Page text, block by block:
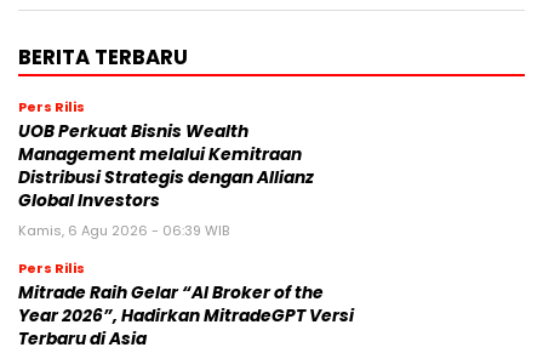
BERITA TERBARU
Pers Rilis
UOB Perkuat Bisnis Wealth
Management melalui Kemitraan
Distribusi Strategis dengan Allianz
Global Investors
Kamis, 6 Agu 2026 - 06:39 WIB
Pers Rilis
Mitrade Raih Gelar “AI Broker of the
Year 2026”, Hadirkan MitradeGPT Versi
Terbaru di Asia